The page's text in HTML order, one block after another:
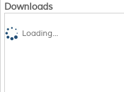
Downloads
Loading...